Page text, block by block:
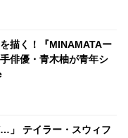
描く！『MINAMATAー
俳優・青木柚が青年シ
…」 テイラー・スウィフ